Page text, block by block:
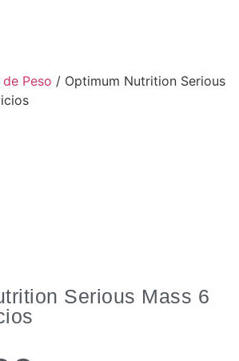
Peso / Optimum Nutrition Serious
Serious Mass 6